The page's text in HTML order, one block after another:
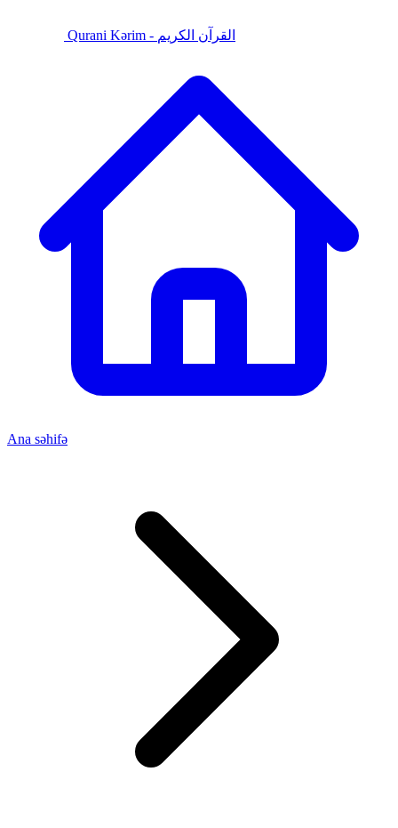
Qurani Kərim - القرآن الكريم
Ana səhifə